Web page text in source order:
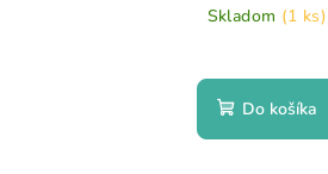
Skladom (1 ks)
Do košíka